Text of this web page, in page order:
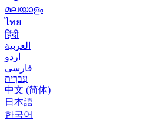
മലയാളം
ไทย
हिंदी
العربية
اردو
فارسی
עִברִית
中文 (简体)
日本語
한국어